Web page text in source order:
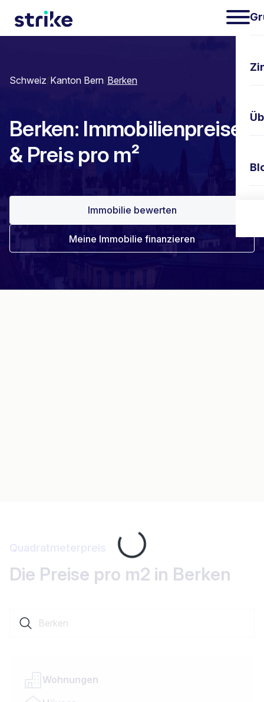
Schweiz/Kanton Bern/Berken
Berken: Immobilienpreise
& Preis pro m²
Immobilie bewerten
Meine Immobilie finanzieren
Loading...
Quadratmeterpreis
Die Preise pro m2 in Berken
Wohnungen